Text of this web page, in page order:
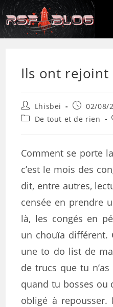
Ils ont rejoint
Lhisbei
02/08/
De tout et de rien
Comment se porte
c’est le mois des
dit, entre autres,
censée en prendre
là, les congés en
un chouïa différent.
une to do list de
de trucs que tu
quand tu bosses ou
obligé à